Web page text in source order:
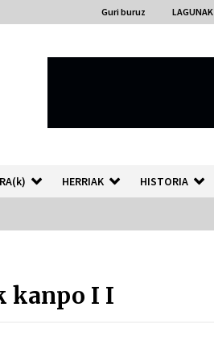
Guri buruz LAGUNAK
HERRIAK HISTORIA
kanpo I I